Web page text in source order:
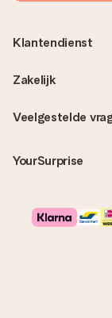
Veelgestelde
YourSurprise
Klantendienst
Zakelijk